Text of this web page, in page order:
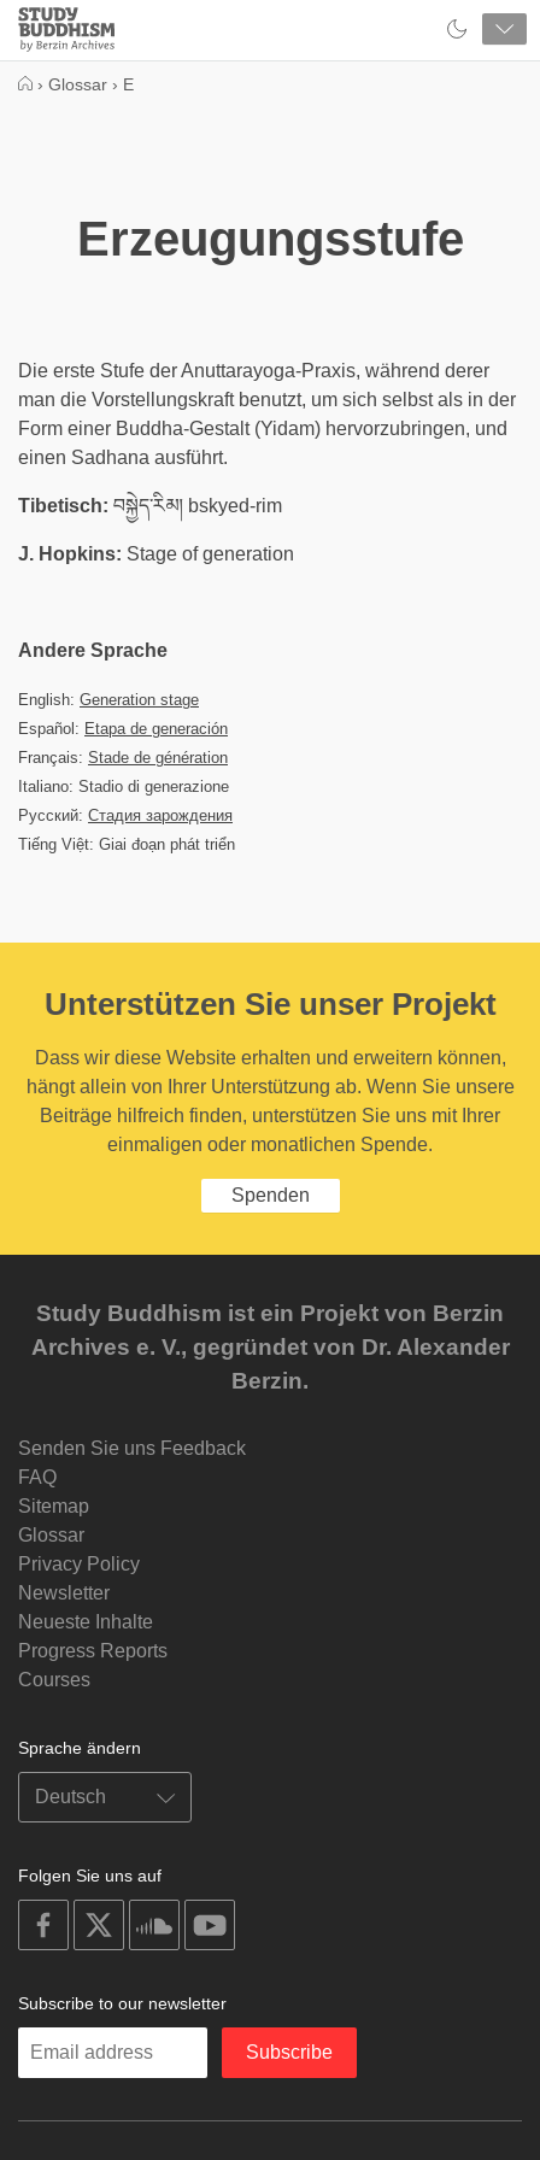
Close
Study
Buddhism
› Glossar › E
Erzeugungsstufe
Die erste Stufe der Anuttarayoga-Praxis, während derer
man die Vorstellungskraft benutzt, um sich selbst als in der
Form einer Buddha-Gestalt (Yidam) hervorzubringen, und
einen Sadhana ausführt.
Tibetisch: བསྐྱེད་རིམ། bskyed-rim
J. Hopkins: Stage of generation
Andere Sprache
English: Generation stage
Español: Etapa de generación
Français: Stade de génération
Italiano: Stadio di generazione
Русский: Стадия зарождения
Tiếng Việt: Giai đoạn phát triển
Unterstützen Sie unser Projekt
Dass wir diese Website erhalten und erweitern können,
hängt allein von Ihrer Unterstützung ab. Wenn Sie unsere
Beiträge hilfreich finden, unterstützen Sie uns mit Ihrer
einmaligen oder monatlichen Spende.
Spenden
Study Buddhism ist ein Projekt von Berzin
Archives e. V., gegründet von Dr. Alexander
Berzin.
Senden Sie uns Feedback
FAQ
Sitemap
Glossar
Privacy Policy
Newsletter
Neueste Inhalte
Progress Reports
Courses
Sprache ändern
Folgen Sie uns auf
on
facebook
soundcloud
Subscribe to our newsletter
Enter
Subscribe